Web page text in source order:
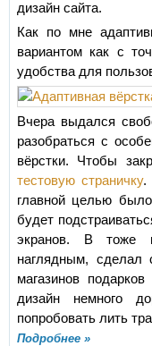
дизайн сайта.
Как по мне
вариантом как с
удобства для
Вчера выдался
разобраться с
вёрстки. Чтобы
тестовую страничку.
главной целью было
будет
экранов. В тоже
наглядным, сделал
магазинов
дизайн немного
попробовать лить
Подробнее »